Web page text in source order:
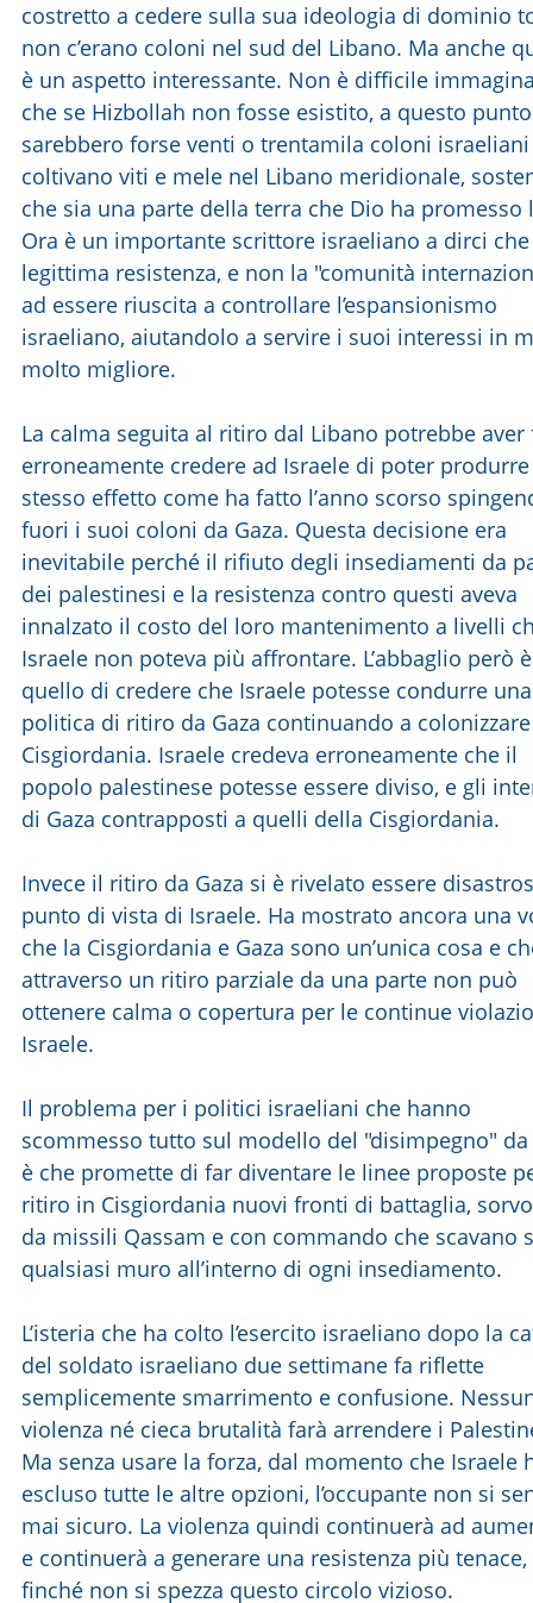
costretto a cedere sulla sua ideologia di dominio
non c’erano coloni nel sud del Libano. Ma anche
è un aspetto interessante. Non è difficile
che se Hizbollah non fosse esistito, a questo
sarebbero forse venti o trentamila coloni
coltivano viti e mele nel Libano meridionale,
che sia una parte della terra che Dio ha promesso
Ora è un importante scrittore israeliano a dirci
legittima resistenza, e non la "comunità
ad essere riuscita a controllare l’espansionismo
israeliano, aiutandolo a servire i suoi interessi in
molto migliore.
La calma seguita al ritiro dal Libano potrebbe aver
erroneamente credere ad Israele di poter
stesso effetto come ha fatto l’anno scorso
fuori i suoi coloni da Gaza. Questa decisione era
inevitabile perché il rifiuto degli insediamenti da
dei palestinesi e la resistenza contro questi aveva
innalzato il costo del loro mantenimento a livelli
Israele non poteva più affrontare. L’abbaglio però
quello di credere che Israele potesse condurre una
politica di ritiro da Gaza continuando a
Cisgiordania. Israele credeva erroneamente che il
popolo palestinese potesse essere diviso, e gli
di Gaza contrapposti a quelli della Cisgiordania.
Invece il ritiro da Gaza si è rivelato essere
punto di vista di Israele. Ha mostrato ancora una
che la Cisgiordania e Gaza sono un’unica cosa e
attraverso un ritiro parziale da una parte non può
ottenere calma o copertura per le continue
Israele.
Il problema per i politici israeliani che hanno
scommesso tutto sul modello del "disimpegno" da
è che promette di far diventare le linee proposte
ritiro in Cisgiordania nuovi fronti di battaglia,
da missili Qassam e con commando che scavano
qualsiasi muro all’interno di ogni insediamento.
L’isteria che ha colto l’esercito israeliano dopo la
del soldato israeliano due settimane fa riflette
semplicemente smarrimento e confusione.
violenza né cieca brutalità farà arrendere i
Ma senza usare la forza, dal momento che Israele
escluso tutte le altre opzioni, l’occupante non si
mai sicuro. La violenza quindi continuerà ad
e continuerà a generare una resistenza più tenace,
finché non si spezza questo circolo vizioso.